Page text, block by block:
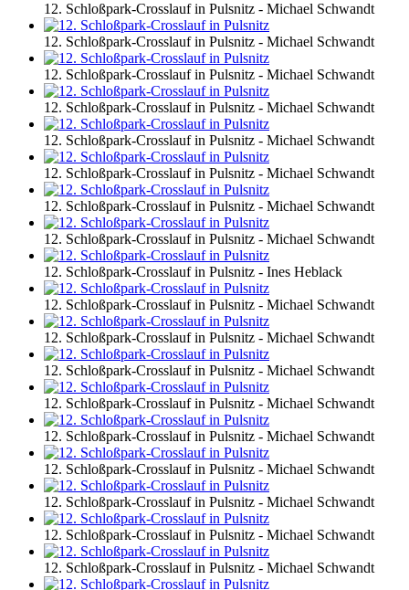
12. Schloßpark-Crosslauf in Pulsnitz - Michael Schwandt
12. Schloßpark-Crosslauf in Pulsnitz - Michael Schwandt
12. Schloßpark-Crosslauf in Pulsnitz - Michael Schwandt
12. Schloßpark-Crosslauf in Pulsnitz - Michael Schwandt
12. Schloßpark-Crosslauf in Pulsnitz - Michael Schwandt
12. Schloßpark-Crosslauf in Pulsnitz - Michael Schwandt
12. Schloßpark-Crosslauf in Pulsnitz - Michael Schwandt
12. Schloßpark-Crosslauf in Pulsnitz - Michael Schwandt
12. Schloßpark-Crosslauf in Pulsnitz - Ines Heblack
12. Schloßpark-Crosslauf in Pulsnitz - Michael Schwandt
12. Schloßpark-Crosslauf in Pulsnitz - Michael Schwandt
12. Schloßpark-Crosslauf in Pulsnitz - Michael Schwandt
12. Schloßpark-Crosslauf in Pulsnitz - Michael Schwandt
12. Schloßpark-Crosslauf in Pulsnitz - Michael Schwandt
12. Schloßpark-Crosslauf in Pulsnitz - Michael Schwandt
12. Schloßpark-Crosslauf in Pulsnitz - Michael Schwandt
12. Schloßpark-Crosslauf in Pulsnitz - Michael Schwandt
12. Schloßpark-Crosslauf in Pulsnitz - Michael Schwandt